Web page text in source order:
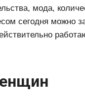
мода,
сегодня можно